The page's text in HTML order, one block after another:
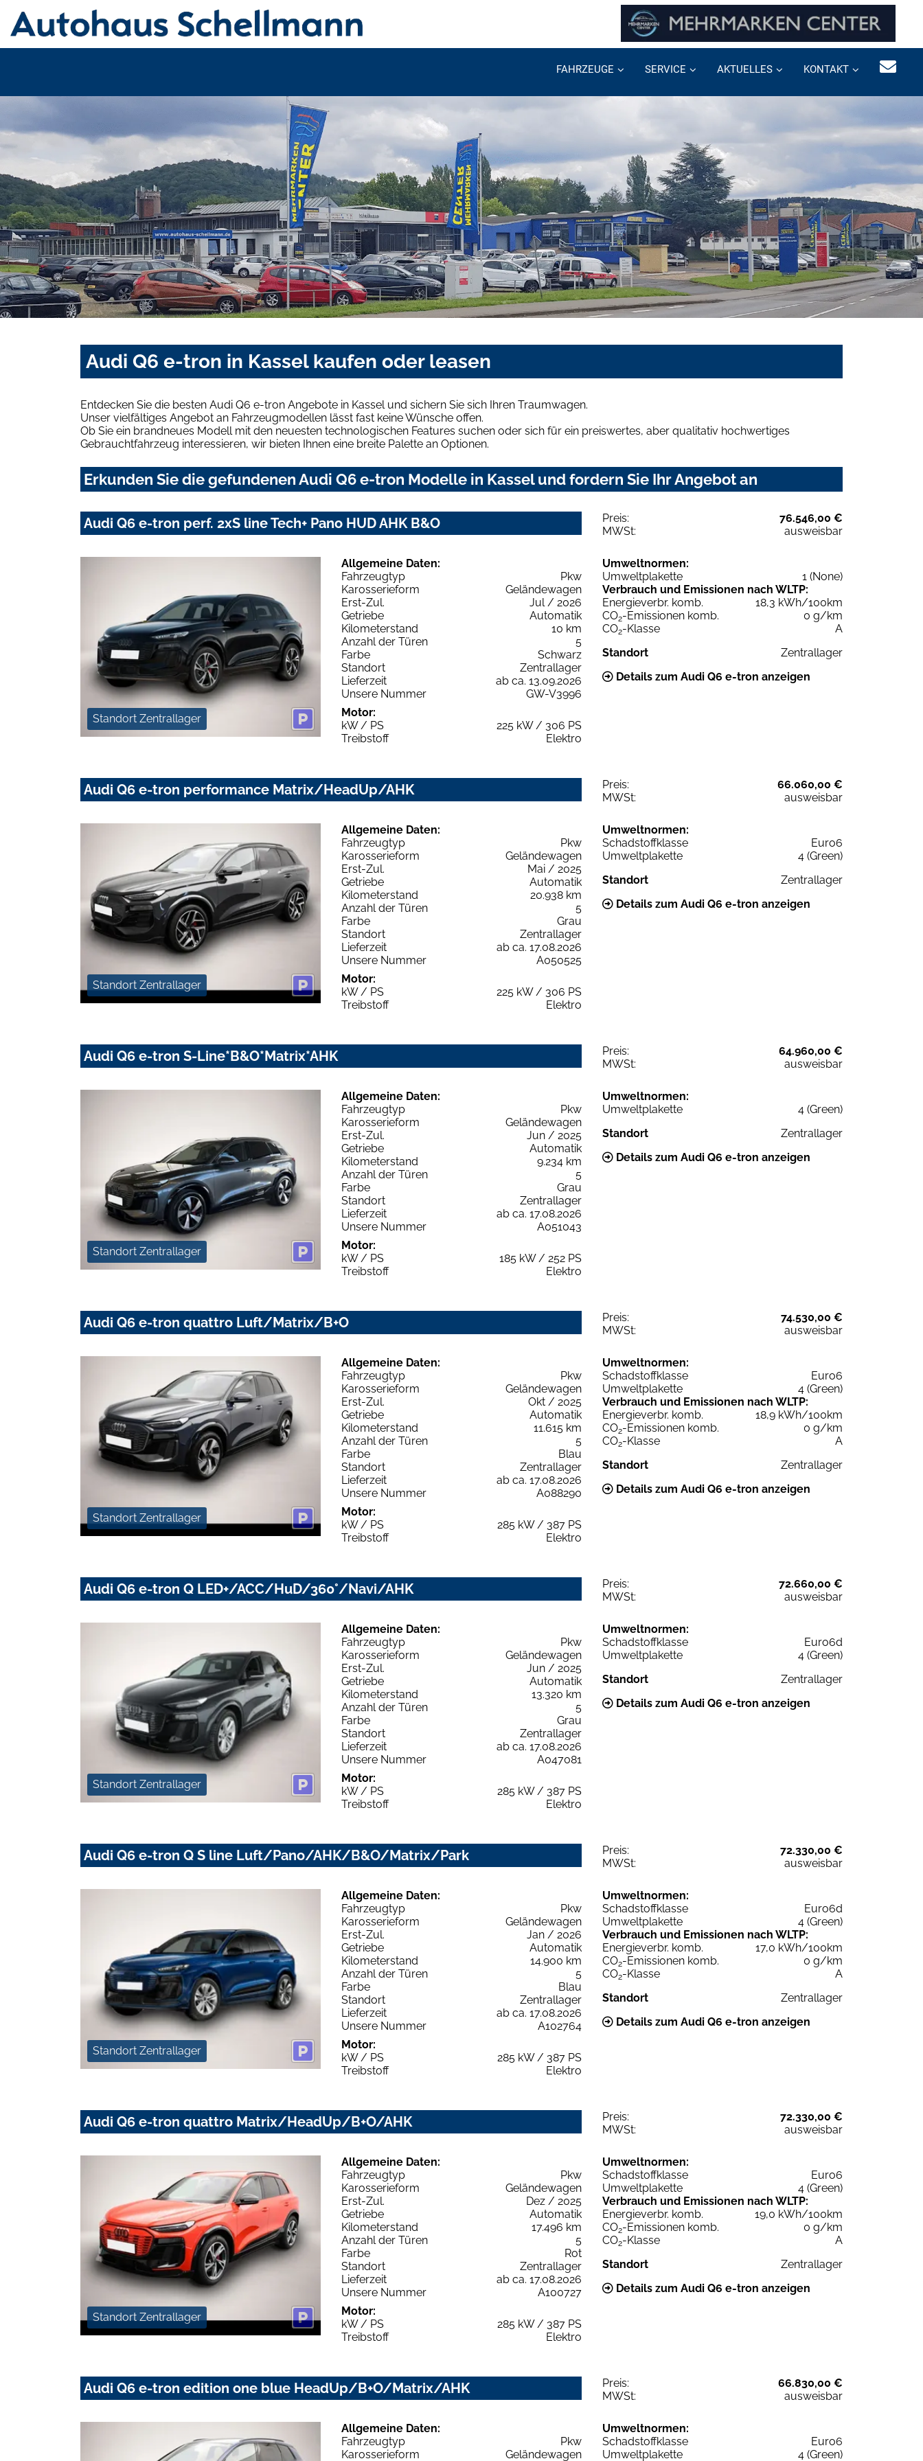
FAHRZEUGE SERVICE AKTUELLES KONTAKT
Audi Q6 e-tron in Kassel kaufen oder leasen
Entdecken Sie die besten Audi Q6 e-tron Angebote in Kassel und sichern Sie sich Ihren Traumwagen.
Unser vielfältiges Angebot an Fahrzeugmodellen lässt fast keine Wünsche offen.
Ob Sie ein brandneues Modell mit den neuesten technologischen Features suchen oder sich für ein preiswertes, aber qualitativ hochwertiges
Gebrauchtfahrzeug interessieren, wir bieten Ihnen eine breite Palette an Optionen.
Erkunden Sie die gefundenen Audi Q6 e-tron Modelle in Kassel und fordern Sie Ihr Angebot an
Audi Q6 e-tron perf. 2xS line Tech+ Pano HUD AHK B&O Preis:
76.546,00 €
MWSt:
ausweisbar
Standort Zentrallager
Allgemeine Daten:
Fahrzeugtyp
Pkw
Karosserieform
Geländewagen
Erst-Zul.
Jul / 2026
Getriebe
Automatik
Kilometerstand
10 km
Anzahl der Türen
5
Farbe
Schwarz
Standort
Zentrallager
Lieferzeit
ab ca. 13.09.2026
Unsere Nummer
GW-V3996
Motor:
kW / PS
225 kW / 306 PS
Treibstoff
Elektro
Umweltnormen:
Umweltplakette
1 (None)
Verbrauch und Emissionen nach WLTP:
Energieverbr. komb.
18,3 kWh/100km
CO2-Emissionen komb.
0 g/km
CO2-Klasse
A
Standort
Zentrallager
Details zum Audi Q6 e-tron anzeigen
Audi Q6 e-tron performance Matrix/HeadUp/AHK Preis:
66.060,00 €
MWSt:
ausweisbar
Standort Zentrallager
Allgemeine Daten:
Fahrzeugtyp
Pkw
Karosserieform
Geländewagen
Erst-Zul.
Mai / 2025
Getriebe
Automatik
Kilometerstand
20.938 km
Anzahl der Türen
5
Farbe
Grau
Standort
Zentrallager
Lieferzeit
ab ca. 17.08.2026
Unsere Nummer
A050525
Motor:
kW / PS
225 kW / 306 PS
Treibstoff
Elektro
Umweltnormen:
Schadstoffklasse
Euro6
Umweltplakette
4 (Green)
Standort
Zentrallager
Details zum Audi Q6 e-tron anzeigen
Audi Q6 e-tron S-Line*B&O*Matrix*AHK Preis:
64.960,00 €
MWSt:
ausweisbar
Standort Zentrallager
Allgemeine Daten:
Fahrzeugtyp
Pkw
Karosserieform
Geländewagen
Erst-Zul.
Jun / 2025
Getriebe
Automatik
Kilometerstand
9.234 km
Anzahl der Türen
5
Farbe
Grau
Standort
Zentrallager
Lieferzeit
ab ca. 17.08.2026
Unsere Nummer
A051043
Motor:
kW / PS
185 kW / 252 PS
Treibstoff
Elektro
Umweltnormen:
Umweltplakette
4 (Green)
Standort
Zentrallager
Details zum Audi Q6 e-tron anzeigen
Audi Q6 e-tron quattro Luft/Matrix/B+O Preis:
74.530,00 €
MWSt:
ausweisbar
Standort Zentrallager
Allgemeine Daten:
Fahrzeugtyp
Pkw
Karosserieform
Geländewagen
Erst-Zul.
Okt / 2025
Getriebe
Automatik
Kilometerstand
11.615 km
Anzahl der Türen
5
Farbe
Blau
Standort
Zentrallager
Lieferzeit
ab ca. 17.08.2026
Unsere Nummer
A088290
Motor:
kW / PS
285 kW / 387 PS
Treibstoff
Elektro
Umweltnormen:
Schadstoffklasse
Euro6
Umweltplakette
4 (Green)
Verbrauch und Emissionen nach WLTP:
Energieverbr. komb.
18,9 kWh/100km
CO2-Emissionen komb.
0 g/km
CO2-Klasse
A
Standort
Zentrallager
Details zum Audi Q6 e-tron anzeigen
Audi Q6 e-tron Q LED+/ACC/HuD/360°/Navi/AHK Preis:
72.660,00 €
MWSt:
ausweisbar
Standort Zentrallager
Allgemeine Daten:
Fahrzeugtyp
Pkw
Karosserieform
Geländewagen
Erst-Zul.
Jun / 2025
Getriebe
Automatik
Kilometerstand
13.320 km
Anzahl der Türen
5
Farbe
Grau
Standort
Zentrallager
Lieferzeit
ab ca. 17.08.2026
Unsere Nummer
A047081
Motor:
kW / PS
285 kW / 387 PS
Treibstoff
Elektro
Umweltnormen:
Schadstoffklasse
Euro6d
Umweltplakette
4 (Green)
Standort
Zentrallager
Details zum Audi Q6 e-tron anzeigen
Audi Q6 e-tron Q S line Luft/Pano/AHK/B&O/Matrix/Park Preis:
72.330,00 €
MWSt:
ausweisbar
Standort Zentrallager
Allgemeine Daten:
Fahrzeugtyp
Pkw
Karosserieform
Geländewagen
Erst-Zul.
Jan / 2026
Getriebe
Automatik
Kilometerstand
14.900 km
Anzahl der Türen
5
Farbe
Blau
Standort
Zentrallager
Lieferzeit
ab ca. 17.08.2026
Unsere Nummer
A102764
Motor:
kW / PS
285 kW / 387 PS
Treibstoff
Elektro
Umweltnormen:
Schadstoffklasse
Euro6d
Umweltplakette
4 (Green)
Verbrauch und Emissionen nach WLTP:
Energieverbr. komb.
17,0 kWh/100km
CO2-Emissionen komb.
0 g/km
CO2-Klasse
A
Standort
Zentrallager
Details zum Audi Q6 e-tron anzeigen
Audi Q6 e-tron quattro Matrix/HeadUp/B+O/AHK Preis:
72.330,00 €
MWSt:
ausweisbar
Standort Zentrallager
Allgemeine Daten:
Fahrzeugtyp
Pkw
Karosserieform
Geländewagen
Erst-Zul.
Dez / 2025
Getriebe
Automatik
Kilometerstand
17.496 km
Anzahl der Türen
5
Farbe
Rot
Standort
Zentrallager
Lieferzeit
ab ca. 17.08.2026
Unsere Nummer
A100727
Motor:
kW / PS
285 kW / 387 PS
Treibstoff
Elektro
Umweltnormen:
Schadstoffklasse
Euro6
Umweltplakette
4 (Green)
Verbrauch und Emissionen nach WLTP:
Energieverbr. komb.
19,0 kWh/100km
CO2-Emissionen komb.
0 g/km
CO2-Klasse
A
Standort
Zentrallager
Details zum Audi Q6 e-tron anzeigen
Audi Q6 e-tron edition one blue HeadUp/B+O/Matrix/AHK Preis:
66.830,00 €
MWSt:
ausweisbar
Allgemeine Daten:
Fahrzeugtyp
Pkw
Karosserieform
Geländewagen
Umweltnormen:
Schadstoffklasse
Euro6
Umweltplakette
4 (Green)